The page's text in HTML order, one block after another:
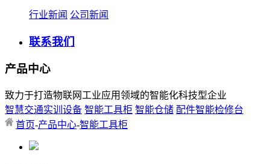
行业新闻 公司新闻
联系我们
产品中心
致力于打造物联网工业应用领域的智能化科技型企业
智慧交通实训设备 智能工具柜 智能仓储 配件智能检修台
首页-产品中心-智能工具柜